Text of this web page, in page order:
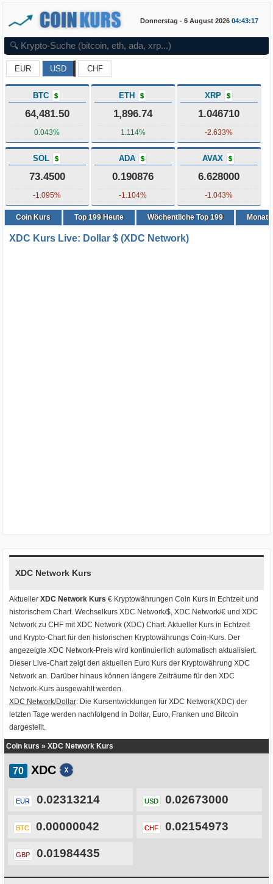
Donnerstag - 6 August 2026 04:43:17
EUR USD CHF
BTC $
64,481.50
0.043%
ETH $
1,896.74
1.114%
XRP $
1.046710
-2.633%
SOL $
73.4500
-1.095%
ADA $
0.190876
-1.104%
AVAX $
6.628000
-1.043%
Coin Kurs Top199Heute Wöchentliche Top 199
XDC Kurs Live: Dollar $ (XDC Network)
XDC Network Kurs
Aktueller XDC Network Kurs € Kryptowährungen Coin Kurs in Echtzeit und
historischem Chart. Wechselkurs XDC Network/$, XDC Network/€ und XDC
Network zu CHF mitXDC Network (XDC) Chart. Aktueller Kurs in Echtzeit
und Krypto-Chart für den historischen Kryptowährungs Coin-Kurs. Der
angezeigte XDC Network-Preis wird kontinuierlich automatisch aktualisiert.
Dieser Live-Chart zeigt den aktuellen Euro Kurs der Kryptowährung XDC
Network an. Darüber hinaus können längere Zeiträume für den XDC
Network-Kurs ausgewählt werden.
XDC Network/Dollar: Die Kursentwicklungen für XDC Network(XDC) der
letzten Tage werden nachfolgend in Dollar, Euro, Franken und Bitcoin
dargestellt.
Coin kurs » XDC Network Kurs
XDC
EUR 0.02313214 USD 0.02673000
BTC 0.00000042 CHF 0.02154973
GBP 0.01984435